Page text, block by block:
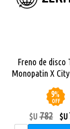
Freno de disco
Monopatin X
9%
OFF
$U 782 $U